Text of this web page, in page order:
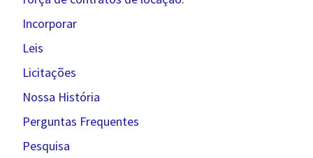
Incorporar
Leis
Licitações
Nossa História
Perguntas Frequentes
Pesquisa